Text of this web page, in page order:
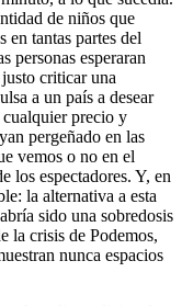
de niños que
en tantas partes del
personas esperaran
criticar una
a un país a desear
cualquier precio y
pergeñado en las
vemos o no en el
los espectadores. Y, en
la alternativa a esta
sido una sobredosis
la crisis de Podemos,
nunca espacios